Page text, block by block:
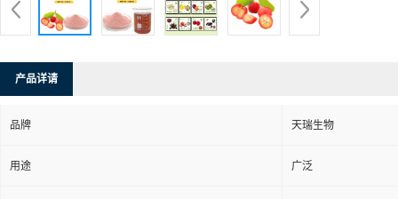
产品详请
品牌 天瑞生物
用途 广泛